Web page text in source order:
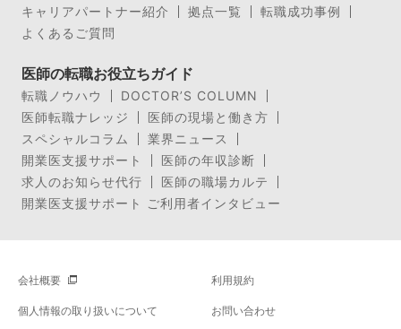
キャリアパートナー紹介
拠点一覧
転職成功事例
よくあるご質問
医師の転職お役立ちガイド
転職ノウハウ
DOCTOR’S COLUMN
医師転職ナレッジ
医師の現場と働き方
スペシャルコラム
業界ニュース
開業医支援サポート
医師の年収診断
求人のお知らせ代行
医師の職場カルテ
開業医支援サポート ご利用者インタビュー
会社概要 利用規約
個人情報の取り扱いについて お問い合わせ